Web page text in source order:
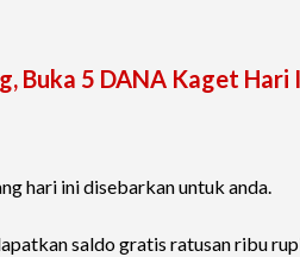
Buka 5 DANA Kaget Hari
hari ini disebarkan untuk anda.
saldo gratis ratusan ribu